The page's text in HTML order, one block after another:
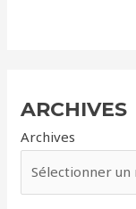
ARCHIVES
Archives